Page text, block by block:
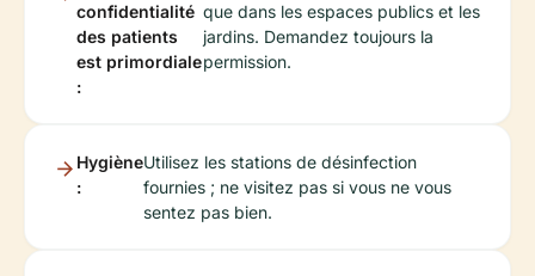
confidentialité
des patients
est primordiale
:
que dans les espaces publics et les
jardins. Demandez toujours la
permission.
Hygiène
:
Utilisez les stations de désinfection
fournies ; ne visitez pas si vous ne vous
sentez pas bien.